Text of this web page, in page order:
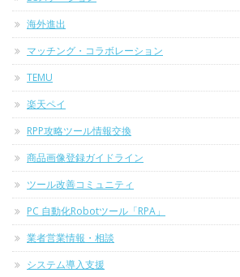
海外進出
マッチング・コラボレーション
TEMU
楽天ペイ
RPP攻略ツール情報交換
商品画像登録ガイドライン
ツール改善コミュニティ
PC 自動化Robotツール「RPA」
業者営業情報・相談
システム導入支援